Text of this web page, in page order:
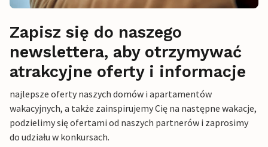
Zapisz się do naszego
newslettera, aby otrzymywać
atrakcyjne oferty i informacje
najlepsze oferty naszych domów i apartamentów
wakacyjnych, a także zainspirujemy Cię na następne wakacje,
podzielimy się ofertami od naszych partnerów i zaprosimy
do udziału w konkursach.